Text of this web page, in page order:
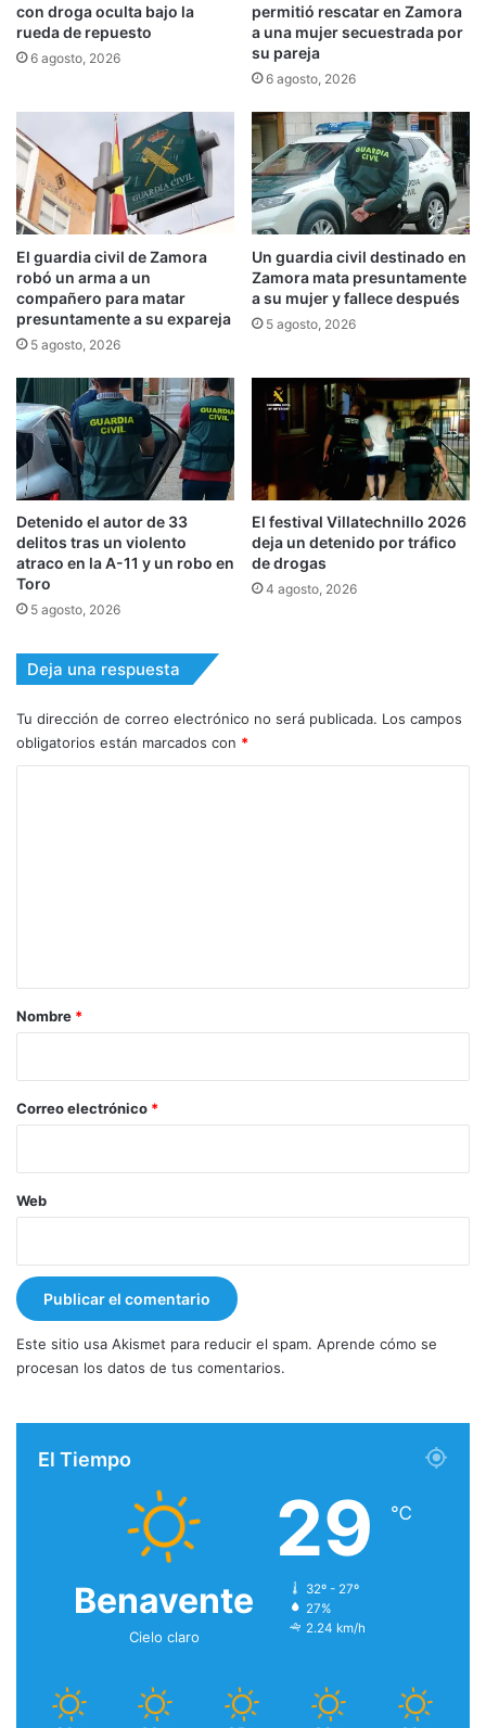
con droga oculta bajo la
rueda de repuesto
6 agosto, 2026
permitió rescatar en Zamora
a una mujer secuestrada por
su pareja
6 agosto, 2026
El guardia civil de Zamora
robó un arma a un
compañero para matar
presuntamente a su expareja
5 agosto, 2026
Un guardia civil destinado en
Zamora mata presuntamente
a su mujer y fallece después
5 agosto, 2026
Detenido el autor de 33
delitos tras un violento
atraco en la A-11 y un robo en
Toro
5 agosto, 2026
El festival Villatechnillo 2026
deja un detenido por tráfico
de drogas
4 agosto, 2026
Deja una respuesta
Tu dirección de correo electrónico no será publicada. Los campos
obligatorios están marcados con *
r
*
Nombre *
Correo electrónico *
Web
Este sitio usa Akismet para reducir el spam. Aprende cómo se
procesan los datos de tus comentarios.
El Tiempo
Benavente
Cielo claro
29 ℃
32º - 27º
27%
2.24 km/h